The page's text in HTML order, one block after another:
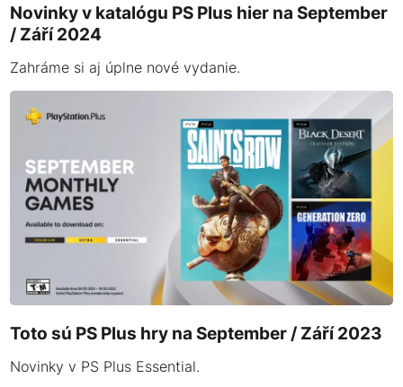
Novinky v katalógu PS Plus hier na September
/ Září 2024
Zahráme si aj úplne nové vydanie.
Toto sú PS Plus hry na September / Září 2023
Novinky v PS Plus Essential.